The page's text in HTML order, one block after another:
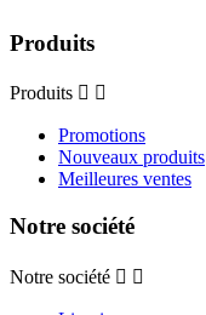
Produits
Produits  
Promotions
Nouveaux produits
Meilleures ventes
Notre société
Notre société  